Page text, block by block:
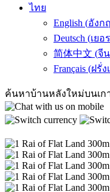
ไทย
English (อังก
Deutsch (เยอ
简体中文 (จี
Français (ฝรั่ง
ค้นหาบ้านหลังใหม่บนเก